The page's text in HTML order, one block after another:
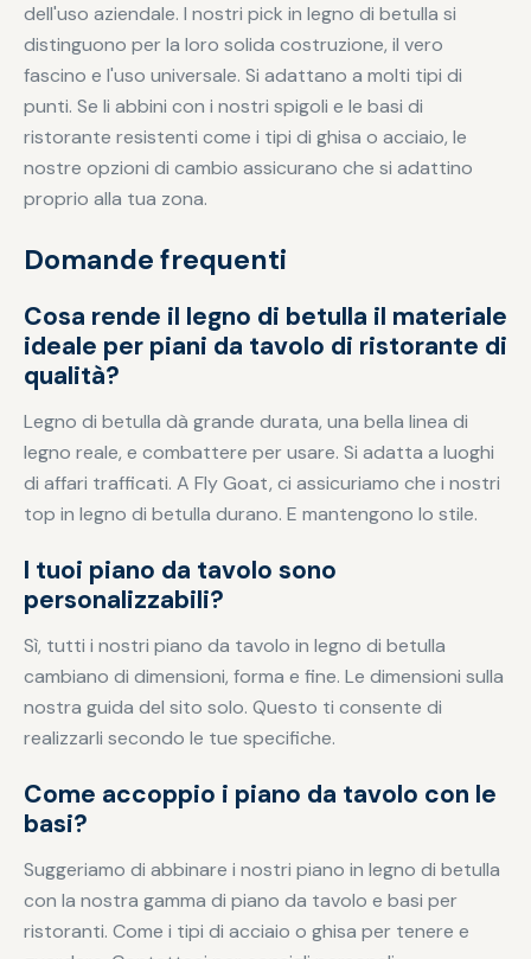
dell'uso aziendale. I nostri pick in legno di betulla si
distinguono per la loro solida costruzione, il vero
fascino e l'uso universale. Si adattano a molti tipi di
punti. Se li abbini con i nostri spigoli e le basi di
ristorante resistenti come i tipi di ghisa o acciaio, le
nostre opzioni di cambio assicurano che si adattino
proprio alla tua zona.
Domande frequenti
Cosa rende il legno di betulla il materiale
ideale per piani da tavolo di ristorante di
qualità?
Legno di betulla dà grande durata, una bella linea di
legno reale, e combattere per usare. Si adatta a luoghi
di affari trafficati. A Fly Goat, ci assicuriamo che i nostri
top in legno di betulla durano. E mantengono lo stile.
I tuoi piano da tavolo sono
personalizzabili?
Sì, tutti i nostri piano da tavolo in legno di betulla
cambiano di dimensioni, forma e fine. Le dimensioni sulla
nostra guida del sito solo. Questo ti consente di
realizzarli secondo le tue specifiche.
Come accoppio i piano da tavolo con le
basi?
Suggeriamo di abbinare i nostri piano in legno di betulla
con la nostra gamma di piano da tavolo e basi per
ristoranti. Come i tipi di acciaio o ghisa per tenere e